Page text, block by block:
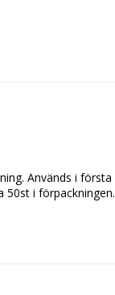
Används i första
50st i förpackningen.